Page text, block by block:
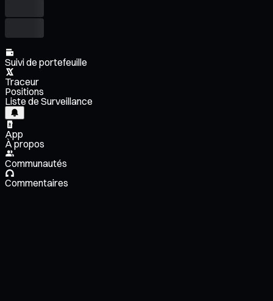
Suivi de portefeuille
Traceur
Positions
Liste de Surveillance
App
À propos
Communautés
Commentaires